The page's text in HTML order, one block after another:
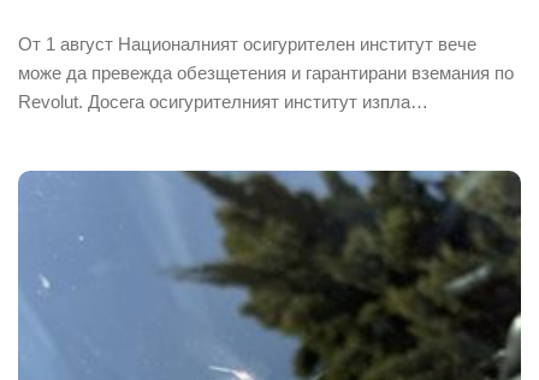
От 1 август Националният осигурителен институт вече
може да превежда обезщетения и гарантирани вземания по
Revolut. Досега осигурителният институт изпла…